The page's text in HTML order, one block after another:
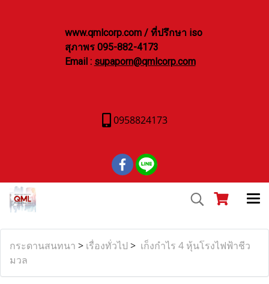
www.qmlcorp.com / ที่ปรึกษา iso
สุภาพร 095-882-4173
Email : supaporn@qmlcorp.com
0958824173
กระดานสนทนา > เรื่องทั่วไป > เก็งกำไร 4 หุ้นโรงไฟฟ้าชีว
มวล